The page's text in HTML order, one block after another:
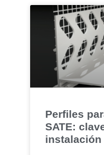
Perfiles
SATE: